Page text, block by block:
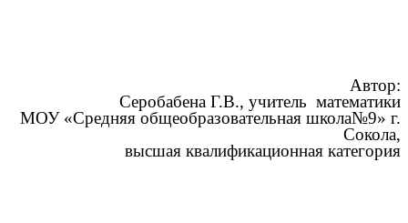
Автор:
Серобабена Г.В., учитель математики
МОУ «Средняя общеобразовательная школа№9» г.
Сокола,
высшая квалификационная категория